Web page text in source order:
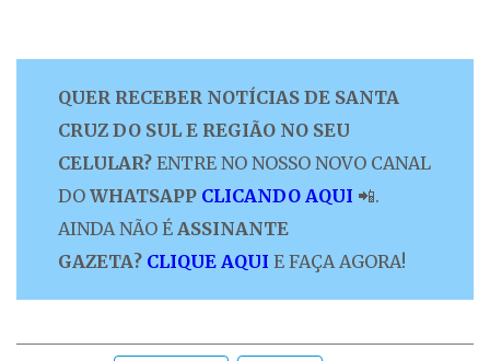
QUER RECEBER NOTÍCIAS DE SANTA
CRUZ DO SUL E REGIÃO NO SEU
CELULAR? ENTRE NO NOSSO NOVO CANAL
DO WHATSAPP CLICANDO AQUI 📲.
AINDA NÃO É ASSINANTE
GAZETA? CLIQUE AQUI E FAÇA AGORA!